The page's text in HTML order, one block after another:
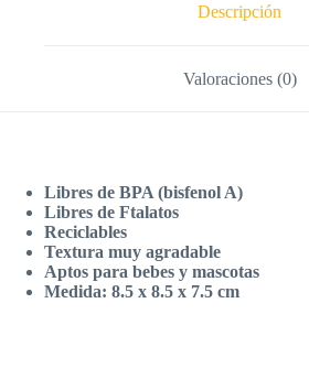
Descripción
Valoraciones (0)
Libres de BPA (bisfenol A)
Libres de Ftalatos
Reciclables
Textura muy agradable
Aptos para bebes y mascotas
Medida: 8.5 x 8.5 x 7.5 cm